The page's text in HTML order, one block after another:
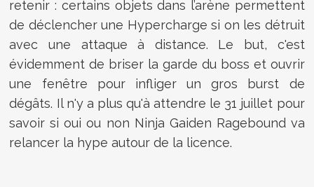
retenir : certains objets dans l’arène permettent
de déclencher une Hypercharge si on les détruit
avec une attaque à distance. Le but, c'est
évidemment de briser la garde du boss et ouvrir
une fenêtre pour infliger un gros burst de
dégâts. Il n'y a plus qu'à attendre le 31 juillet pour
savoir si oui ou non Ninja Gaiden Ragebound va
relancer la hype autour de la licence.